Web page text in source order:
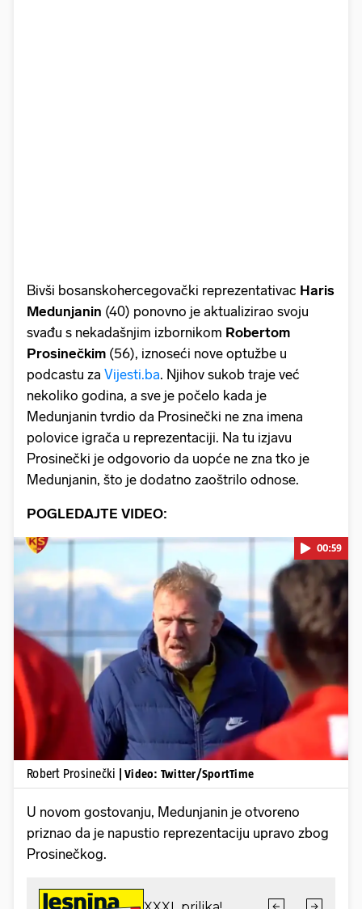
Bivši bosanskohercegovački reprezentativac Haris
Medunjanin (40) ponovno je aktualizirao svoju
svađu s nekadašnjim izbornikom Robertom
Prosinečkim (56), iznoseći nove optužbe u
podcastu za Vijesti.ba. Njihov sukob traje već
nekoliko godina, a sve je počelo kada je
Medunjanin tvrdio da Prosinečki ne zna imena
polovice igrača u reprezentaciji. Na tu izjavu
Prosinečki je odgovorio da uopće ne zna tko je
Medunjanin, što je dodatno zaoštrilo odnose.
POGLEDAJTE VIDEO:
Pokretanje videa...
00:59
Robert Prosinečki | Video: Twitter/SportTime
U novom gostovanju, Medunjanin je otvoreno
priznao da je napustio reprezentaciju upravo zbog
Prosinečkog.